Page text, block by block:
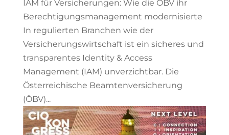
IAM für Versicherungen: Wie die ÖBV ihr
Berechtigungsmanagement modernisierte
In regulierten Branchen wie der
Versicherungswirtschaft ist ein sicheres und
transparentes Identity & Access
Management (IAM) unverzichtbar. Die
Österreichische Beamtenversicherung
(ÖBV)...